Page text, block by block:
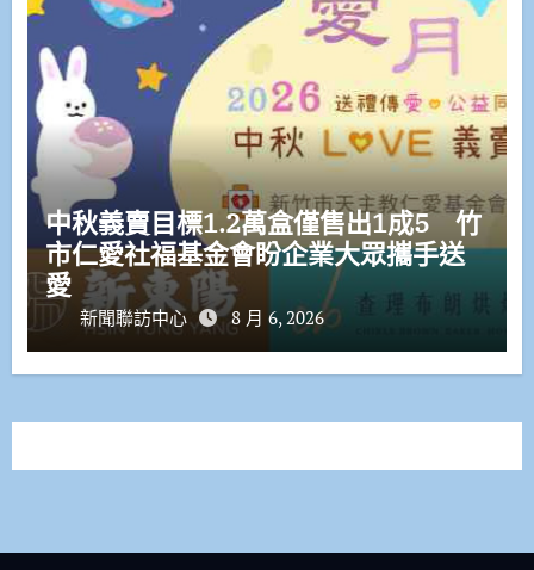
中秋義賣目標1.2萬盒僅售出1成5 竹
市仁愛社福基金會盼企業大眾攜手送
愛
新聞聯訪中心 8 月 6, 2026